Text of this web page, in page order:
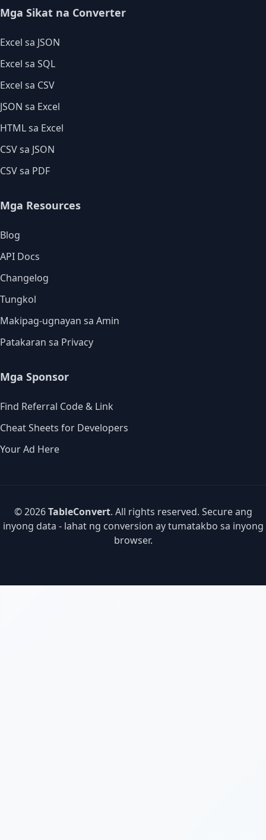
Mga Sikat na Converter
Excel sa JSON
Excel sa SQL
Excel sa CSV
JSON sa Excel
HTML sa Excel
CSV sa JSON
CSV sa PDF
Mga Resources
Blog
API Docs
Changelog
Tungkol
Makipag-ugnayan sa Amin
Patakaran sa Privacy
Mga Sponsor
Find Referral Code & Link
Cheat Sheets for Developers
Your Ad Here
© 2026TableConvert. All rights reserved. Secure ang
inyong data - lahat ng conversion ay tumatakbo sa inyong
browser.